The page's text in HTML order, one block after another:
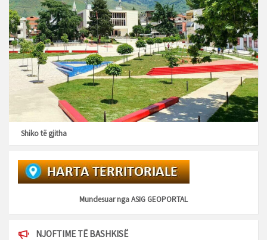
Shiko të gjitha
Mundesuar ngaASIG GEOPORTAL
NJOFTIME TË BASHKISË